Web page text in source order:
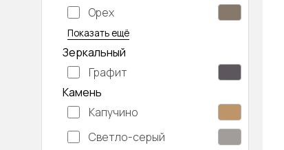
Орех
Серый дуб
Показать ещё
Зеркальный
Графит
Камень
Капучино
Светло-серый